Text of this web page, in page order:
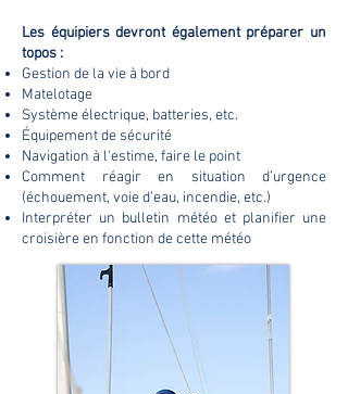
Les équipiers devront également préparer un
topos :
Gestion de la vie à bord
Matelotage
Système électrique, batteries, etc.
Équipement de sécurité
Navigation à l'estime, faire le point
Comment réagir en situation d’urgence
(échouement, voie d’eau, incendie, etc.)
Interpréter un bulletin météo et planifier une
croisière en fonction de cette météo